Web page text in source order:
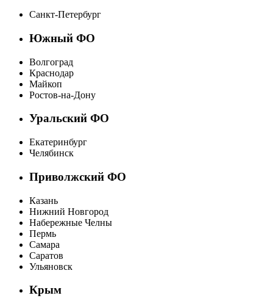
Санкт-Петербург
Южный ФО
Волгоград
Краснодар
Майкоп
Ростов-на-Дону
Уральский ФО
Екатеринбург
Челябинск
Приволжский ФО
Казань
Нижний Новгород
Набережные Челны
Пермь
Самара
Саратов
Ульяновск
Крым